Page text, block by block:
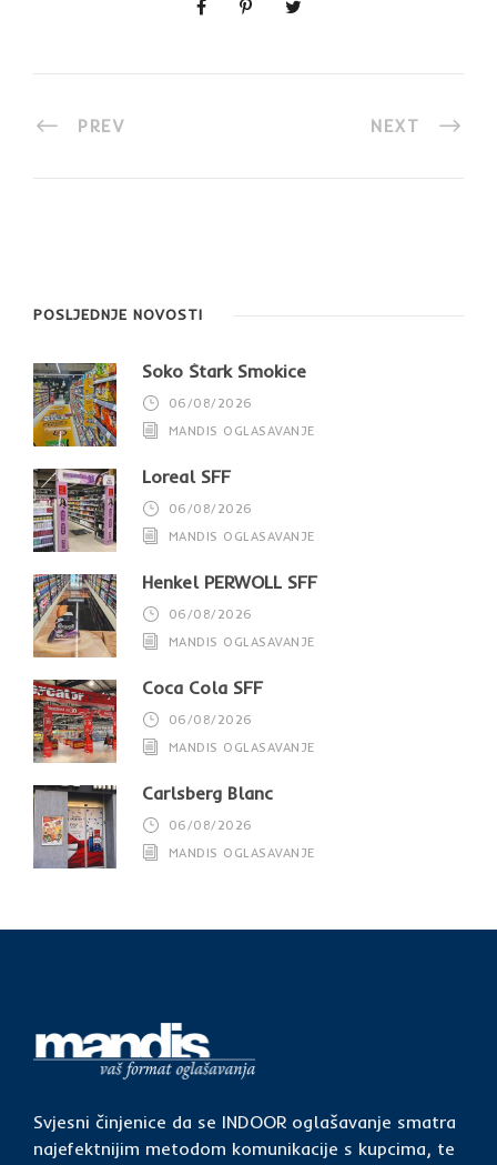
PREV NEXT
POSLJEDNJE NOVOSTI
Soko Štark Smokice
06/08/2026
MANDIS OGLASAVANJE
Loreal SFF
06/08/2026
MANDIS OGLASAVANJE
Henkel PERWOLL SFF
06/08/2026
MANDIS OGLASAVANJE
Coca Cola SFF
06/08/2026
MANDIS OGLASAVANJE
Carlsberg Blanc
06/08/2026
MANDIS OGLASAVANJE
Svjesni činjenice da se INDOOR oglašavanje smatra
najefektnijim metodom komunikacije s kupcima, te